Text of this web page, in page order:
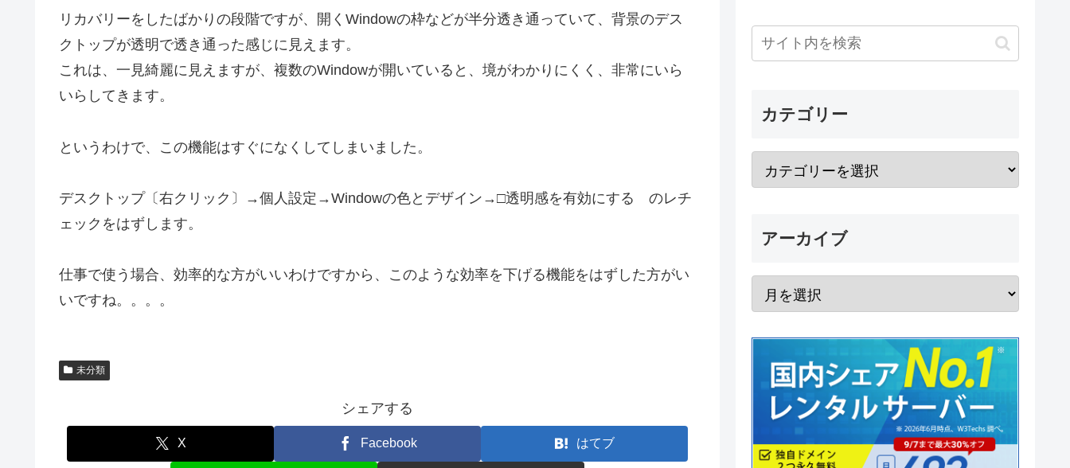
リカバリーをしたばかりの段階ですが、開くWindowの枠などが半分透き通っていて、背景のデス
クトップが透明で透き通った感じに見えます。
これは、一見綺麗に見えますが、複数のWindowが開いていると、境がわかりにくく、非常にいら
いらしてきます。
というわけで、この機能はすぐになくしてしまいました。
デスクトップ〔右クリック〕→個人設定→Windowの色とデザイン→□透明感を有効にする のレチ
ェックをはずします。
仕事で使う場合、効率的な方がいいわけですから、このような効率を下げる機能をはずした方がい
いですね。。。。
未分類
シェアする
X Facebook はてブ
カテゴリー
アーカイブ